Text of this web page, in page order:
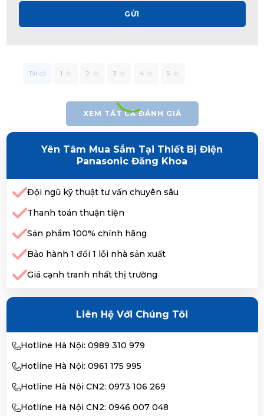
GỬI
Tất cả 1 2 3 4 5
XEM TẤT CẢ ĐÁNH GIÁ
Yên Tâm Mua Sắm Tại Thiết Bị Điện
Panasonic Đăng Khoa
Đội ngũ kỹ thuật tư vấn chuyên sâu
Thanh toán thuận tiện
Sản phẩm 100% chính hãng
Bảo hành 1 đổi 1 lỗi nhà sản xuất
Giá cạnh tranh nhất thị trường
Liên Hệ Với Chúng Tôi
Hotline Hà Nội: 0989 310 979
Hotline Hà Nội: 0961 175 995
Hotline Hà Nội CN2: 0973 106 269
Hotline Hà Nội CN2: 0946 007 048